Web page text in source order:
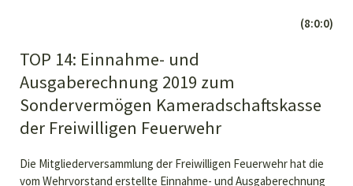
(8:0:0)
TOP 14: Einnahme- und
Ausgaberechnung 2019 zum
Sondervermögen Kameradschaftskasse
der Freiwilligen Feuerwehr
Die Mitgliederversammlung der Freiwilligen Feuerwehr hat die
vom Wehrvorstand erstellte Einnahme- und Ausgaberechnung